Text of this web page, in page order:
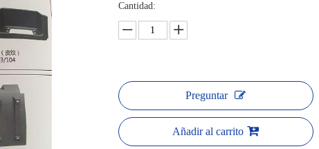
Cantidad:
Preguntar
Añadir al carrito